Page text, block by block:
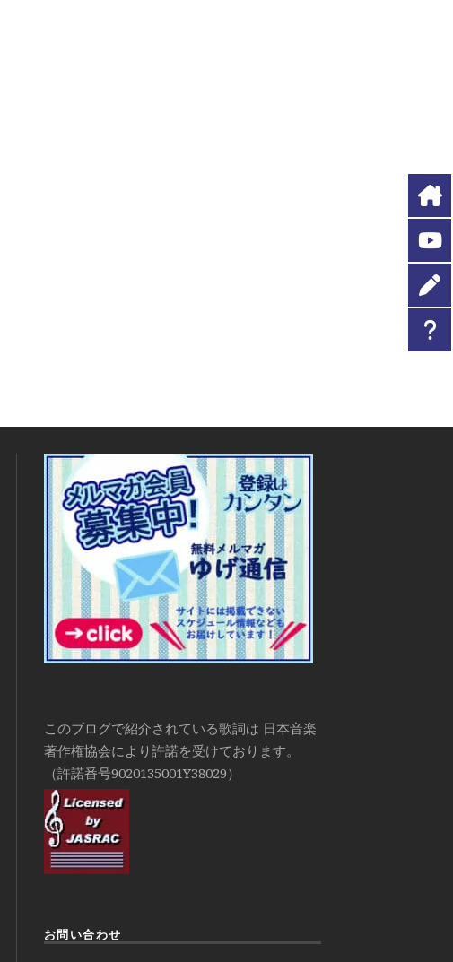
このブログで紹介されている歌詞は 日本音楽
著作権協会により許諾を受けております。
（許諾番号9020135001Y38029）
お問い合わせ